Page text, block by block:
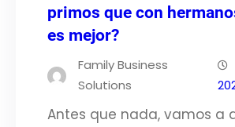
primos que con
es mejor?
Family Business
Solutions
Antes que nada, vamos a